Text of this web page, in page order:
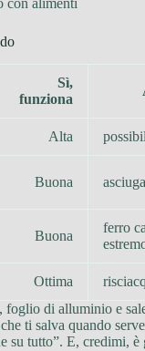
con alimenti
Sì,
funziona
Alta
Buona
Buona
ferro
Ottima
foglio di alluminio e
ti salva quando
su tutto”. E, credimi, è